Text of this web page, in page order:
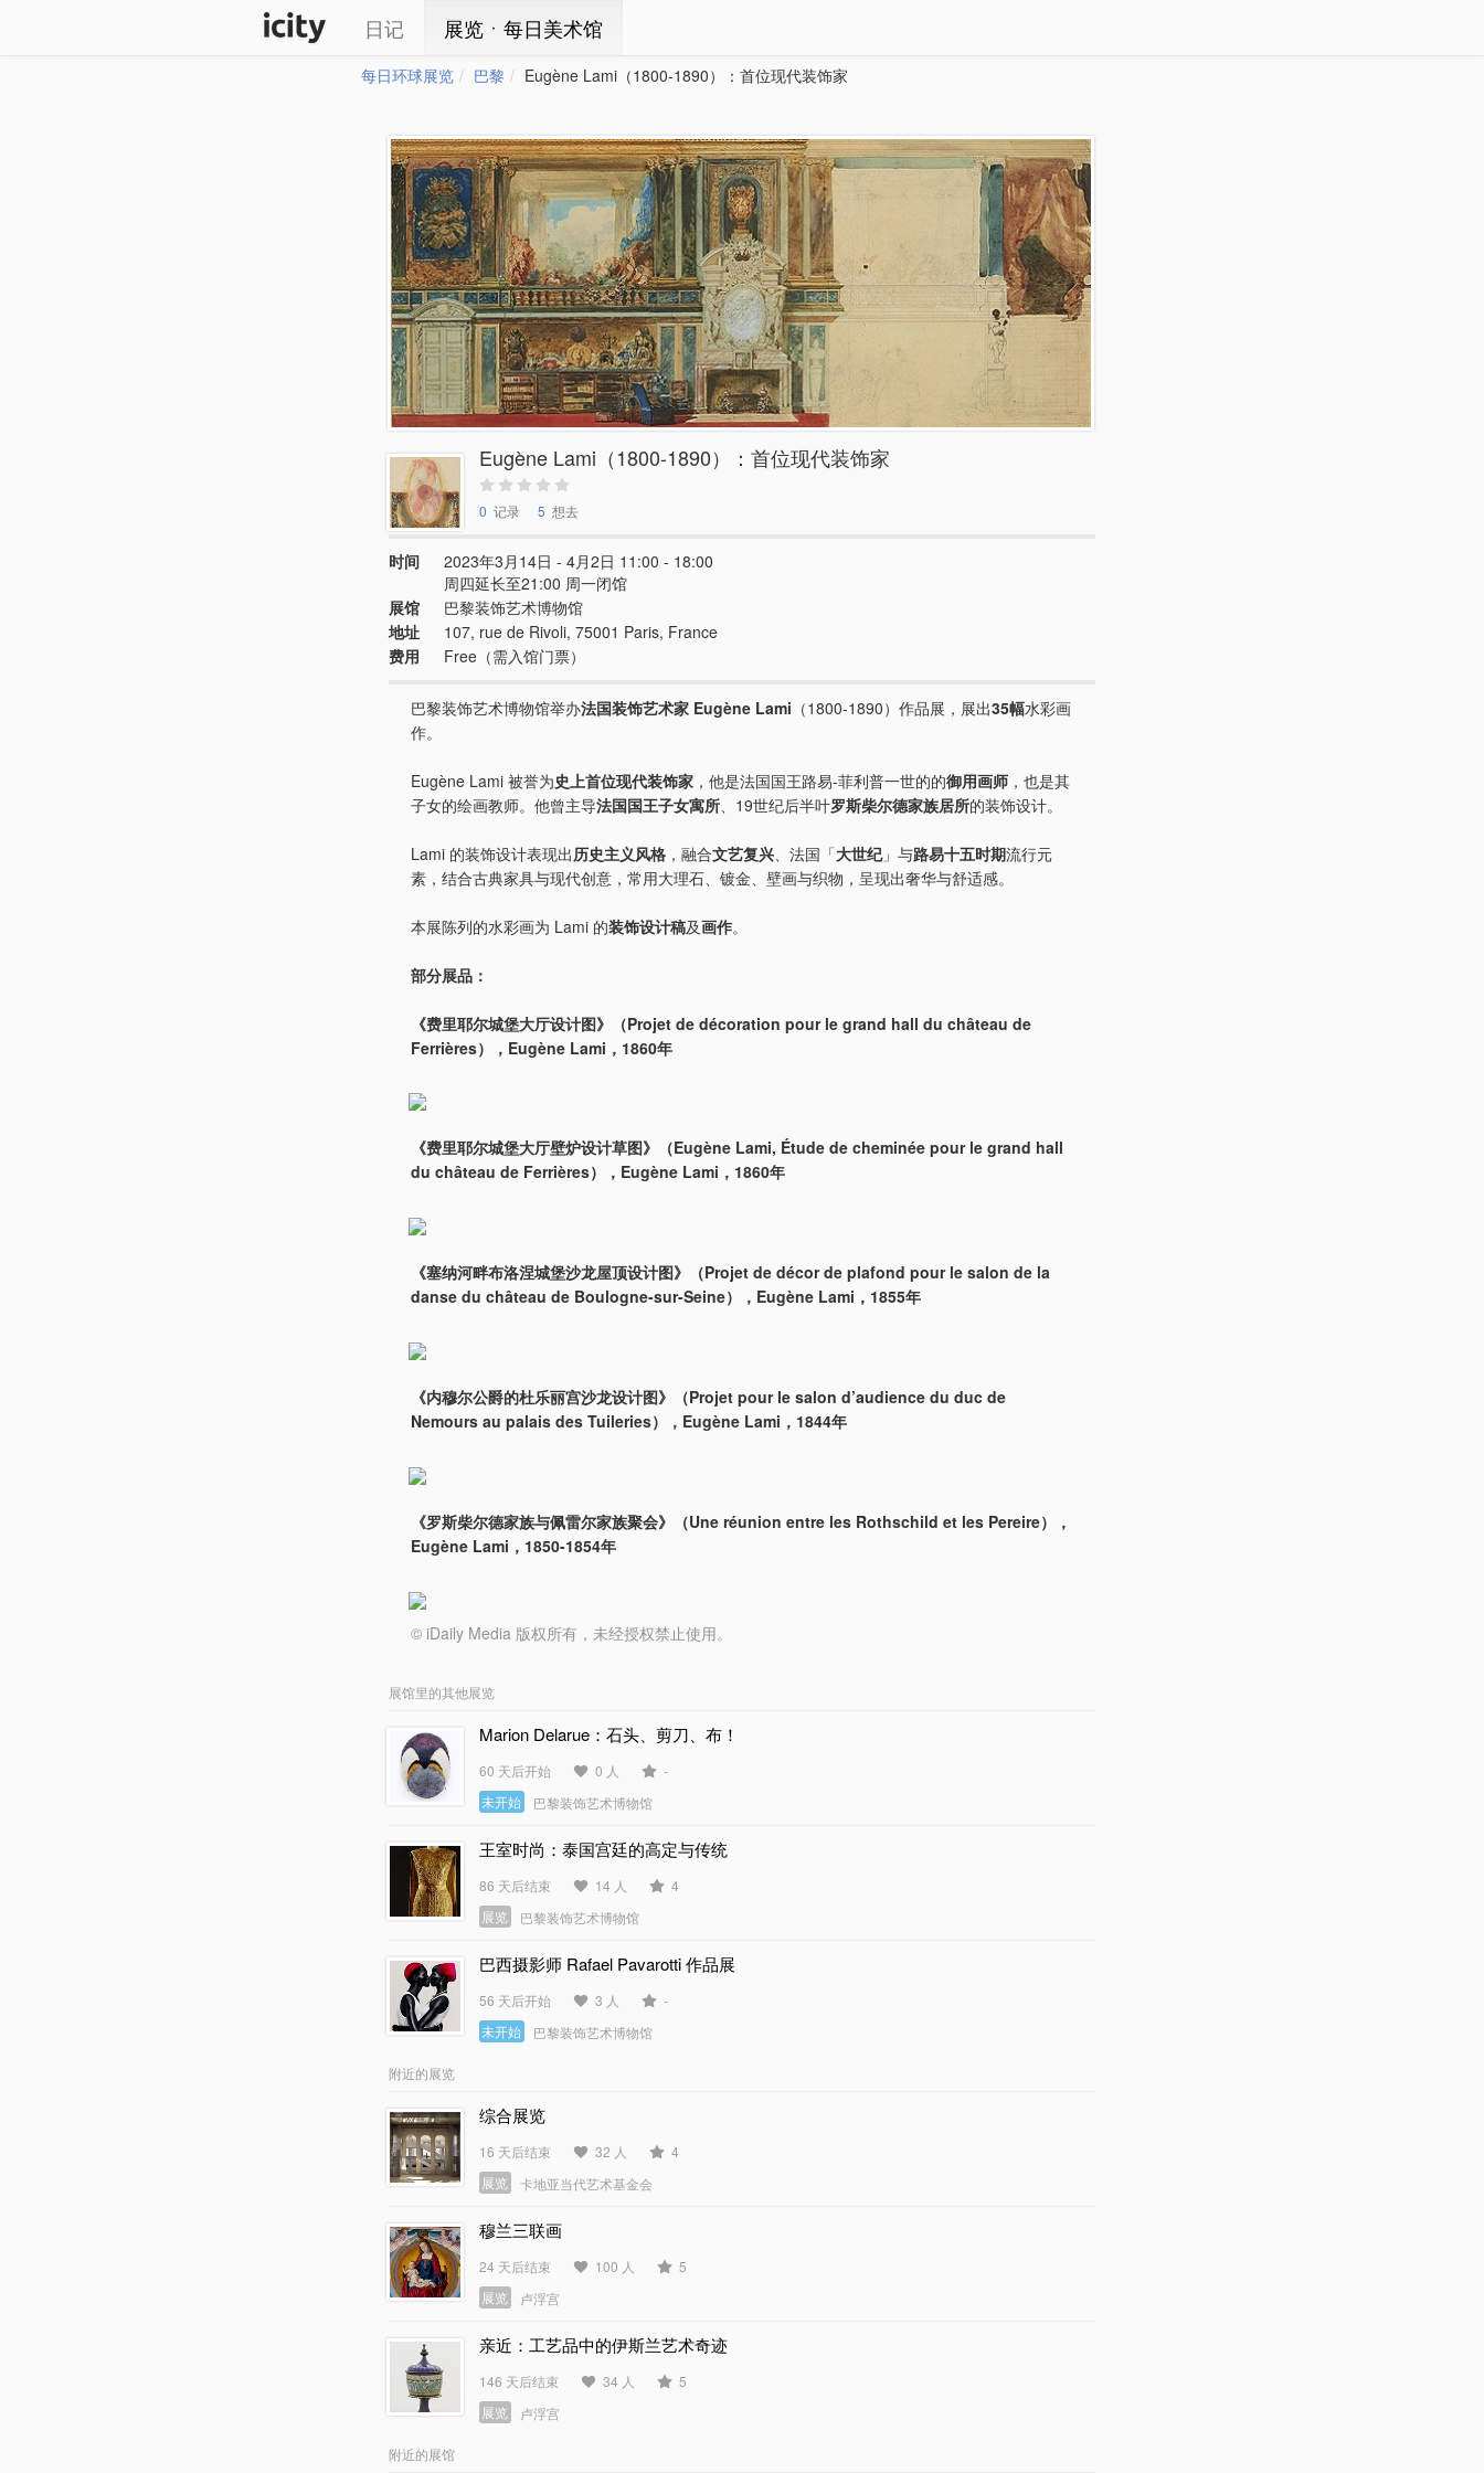
日记 展览ㆍ每日美术馆
每日环球展览 巴黎 Eugène Lami（1800-1890）：首位现代装饰家
Eugène Lami（1800-1890）：首位现代装饰家
0 记录 5 想去
时间
2023年3月14日 - 4月2日 11:00 - 18:00
周四延长至21:00 周一闭馆
展馆
巴黎装饰艺术博物馆
地址
107, rue de Rivoli, 75001 Paris, France
费用
Free（需入馆门票）
巴黎装饰艺术博物馆举办法国装饰艺术家 Eugène Lami （1800-1890）作品展，展出35幅水彩画
作。
Eugène Lami 被誉为史上首位现代装饰家 ，他是法国国王路易-菲利普一世的的御用画师 ，也是其
子女的绘画教师。他曾主导法国国王子女寓所 、19世纪后半叶罗斯柴尔德家族居所的装饰设计。
Lami 的装饰设计表现出历史主义风格 ，融合文艺复兴 、法国「大世纪」与路易十五时期流行元
素，结合古典家具与现代创意，常用大理石、镀金、壁画与织物，呈现出奢华与舒适感。
本展陈列的水彩画为 Lami 的装饰设计稿及画作。
部分展品：
《费里耶尔城堡大厅设计图》（Projet de décoration pour le grand hall du château de
Ferrières），Eugène Lami，1860年
《费里耶尔城堡大厅壁炉设计草图》（Eugène Lami, Étude de cheminée pour le grand hall
du château de Ferrières），Eugène Lami，1860年
《塞纳河畔布洛涅城堡沙龙屋顶设计图》（Projet de décor de plafond pour le salon de la
danse du château de Boulogne-sur-Seine），Eugène Lami，1855年
《内穆尔公爵的杜乐丽宫沙龙设计图》（Projet pour le salon d’audience du duc de
Nemours au palais des Tuileries），Eugène Lami，1844年
《罗斯柴尔德家族与佩雷尔家族聚会》（Une réunion entre les Rothschild et les Pereire），
Eugène Lami，1850-1854年
© iDaily Media 版权所有，未经授权禁止使用。
展馆里的其他展览
Marion Delarue：石头、剪刀、布！
60 天后开始 0 人
-
未开始
巴黎装饰艺术博物馆
王室时尚：泰国宫廷的高定与传统
86 天后结束 14 人
4
展览
巴黎装饰艺术博物馆
巴西摄影师 Rafael Pavarotti 作品展
56 天后开始 3 人
-
未开始
巴黎装饰艺术博物馆
附近的展览
综合展览
16 天后结束 32 人
4
展览
卡地亚当代艺术基金会
穆兰三联画
24 天后结束 100 人
5
展览
卢浮宫
亲近：工艺品中的伊斯兰艺术奇迹
146 天后结束 34 人
5
展览
卢浮宫
附近的展馆